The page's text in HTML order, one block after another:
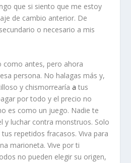
que si siento que me estoy
de cambio anterior. De
o necesario a mis
como antes, pero ahora
persona. No halagas más y,
y chismorrearíaa tus
por todo y el precio no
es como un juego. Nadie te
y luchar contra monstruos. Solo
repetidos fracasos. Viva para
marioneta. Vive por ti
no pueden elegir su origen,